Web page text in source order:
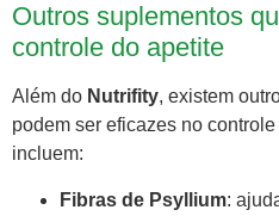
Outros suplementos
controle do apetite
Além do Nutrifity, existem
podem ser eficazes no
incluem:
Fibras de Psyllium: